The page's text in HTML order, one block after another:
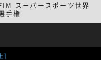
スーパースポーツ世界
手権
]